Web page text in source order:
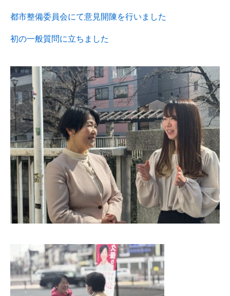
都市整備委員会にて意見開陳を行いました
初の一般質問に立ちました